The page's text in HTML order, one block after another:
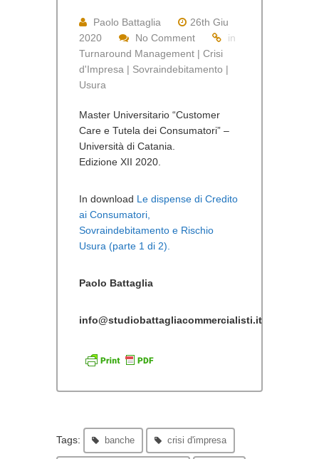
Paolo Battaglia
26th Giu
2020
No Comment
in
Turnaround Management | Crisi
d'Impresa | Sovraindebitamento |
Usura
Master Universitario “Customer
Care e Tutela dei Consumatori” –
Università di Catania.
Edizione XII 2020.
In download Le dispense di Credito
ai Consumatori,
Sovraindebitamento e Rischio
Usura (parte 1 di 2).
Paolo Battaglia
info@studiobattagliacommercialisti.it
Tags: banche crisi d'impresa